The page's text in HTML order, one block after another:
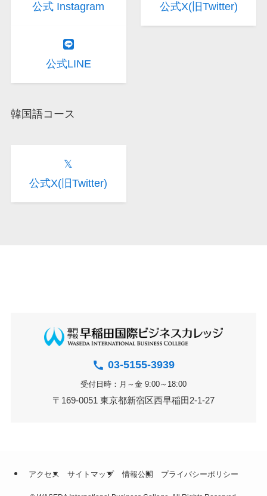
公式 Instagram
公式X(旧Twitter)
公式LINE
韓国語コース
𝕏
公式X(旧Twitter)
03-5155-3939
受付日時：月～金 9:00～18:00
〒169-0051 東京都新宿区西早稲田2-1-27
アクセス サイトマップ 情報公開 プライバシーポリシー